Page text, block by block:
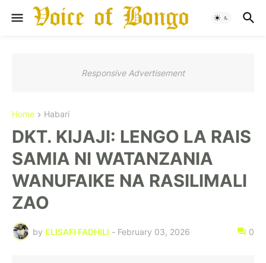
Responsive Advertisement
Home Habari
DKT. KIJAJI: LENGO LA RAIS
SAMIA NI WATANZANIA
WANUFAIKE NA RASILIMALI
ZAO
by ELISAFI FADHILI - February 03, 2026 0